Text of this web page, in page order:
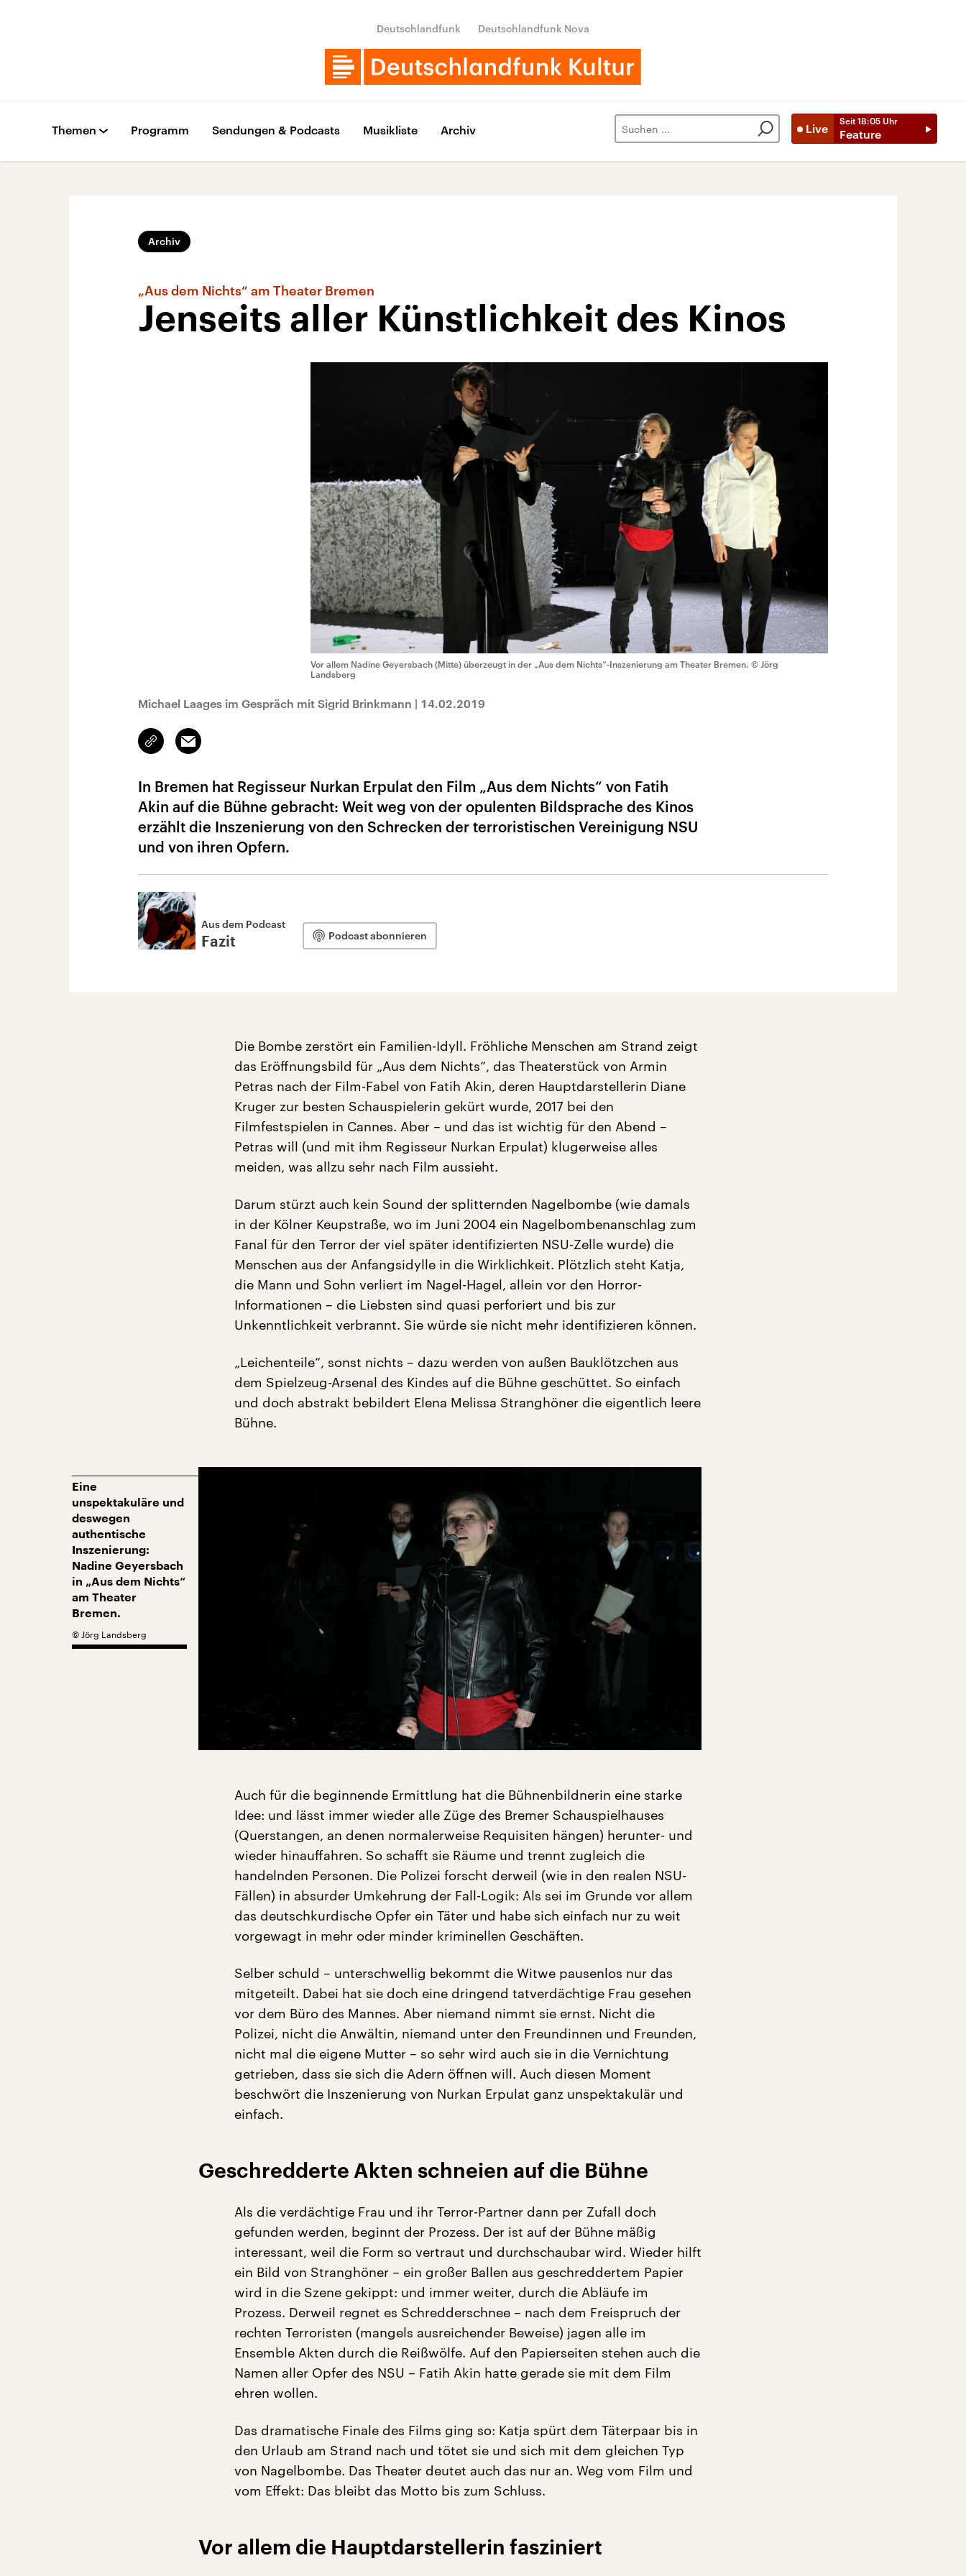
Deutschlandfunk Deutschlandfunk Nova
Live
Seit 18:05 Uhr
Feature
Themen Programm Sendungen & Podcasts Musikliste Archiv
Archiv
„Aus dem Nichts“ am Theater Bremen
Jenseits aller Künstlichkeit des Kinos
Vor allem Nadine Geyersbach (Mitte) überzeugt in der „Aus dem Nichts“-Inszenierung am Theater Bremen. © Jörg
Landsberg
Michael Laages im Gespräch mit Sigrid Brinkmann | 14.02.2019
Link
kopieren/teilen
Email
In Bremen hat Regisseur Nurkan Erpulat den Film „Aus dem Nichts“ von Fatih
Akin auf die Bühne gebracht: Weit weg von der opulenten Bildsprache des Kinos
erzählt die Inszenierung von den Schrecken der terroristischen Vereinigung NSU
und von ihren Opfern.
Aus dem Podcast
Fazit Podcast abonnieren
Die Bombe zerstört ein Familien-Idyll. Fröhliche Menschen am Strand zeigt
das Eröffnungsbild für „Aus dem Nichts“, das Theaterstück von Armin
Petras nach der Film-Fabel von Fatih Akin, deren Hauptdarstellerin Diane
Kruger zur besten Schauspielerin gekürt wurde, 2017 bei den
Filmfestspielen in Cannes. Aber – und das ist wichtig für den Abend –
Petras will (und mit ihm Regisseur Nurkan Erpulat) klugerweise alles
meiden, was allzu sehr nach Film aussieht.
Darum stürzt auch kein Sound der splitternden Nagelbombe (wie damals
in der Kölner Keupstraße, wo im Juni 2004 ein Nagelbombenanschlag zum
Fanal für den Terror der viel später identifizierten NSU-Zelle wurde) die
Menschen aus der Anfangsidylle in die Wirklichkeit. Plötzlich steht Katja,
die Mann und Sohn verliert im Nagel-Hagel, allein vor den Horror-
Informationen – die Liebsten sind quasi perforiert und bis zur
Unkenntlichkeit verbrannt. Sie würde sie nicht mehr identifizieren können.
„Leichenteile“, sonst nichts – dazu werden von außen Bauklötzchen aus
dem Spielzeug-Arsenal des Kindes auf die Bühne geschüttet. So einfach
und doch abstrakt bebildert Elena Melissa Stranghöner die eigentlich leere
Bühne.
Eine
unspektakuläre und
deswegen
authentische
Inszenierung:
Nadine Geyersbach
in „Aus dem Nichts“
am Theater
Bremen.
© Jörg Landsberg
Auch für die beginnende Ermittlung hat die Bühnenbildnerin eine starke
Idee: und lässt immer wieder alle Züge des Bremer Schauspielhauses
(Querstangen, an denen normalerweise Requisiten hängen) herunter- und
wieder hinauffahren. So schafft sie Räume und trennt zugleich die
handelnden Personen. Die Polizei forscht derweil (wie in den realen NSU-
Fällen) in absurder Umkehrung der Fall-Logik: Als sei im Grunde vor allem
das deutschkurdische Opfer ein Täter und habe sich einfach nur zu weit
vorgewagt in mehr oder minder kriminellen Geschäften.
Selber schuld – unterschwellig bekommt die Witwe pausenlos nur das
mitgeteilt. Dabei hat sie doch eine dringend tatverdächtige Frau gesehen
vor dem Büro des Mannes. Aber niemand nimmt sie ernst. Nicht die
Polizei, nicht die Anwältin, niemand unter den Freundinnen und Freunden,
nicht mal die eigene Mutter – so sehr wird auch sie in die Vernichtung
getrieben, dass sie sich die Adern öffnen will. Auch diesen Moment
beschwört die Inszenierung von Nurkan Erpulat ganz unspektakulär und
einfach.
Geschredderte Akten schneien auf die Bühne
Als die verdächtige Frau und ihr Terror-Partner dann per Zufall doch
gefunden werden, beginnt der Prozess. Der ist auf der Bühne mäßig
interessant, weil die Form so vertraut und durchschaubar wird. Wieder hilft
ein Bild von Stranghöner – ein großer Ballen aus geschreddertem Papier
wird in die Szene gekippt: und immer weiter, durch die Abläufe im
Prozess. Derweil regnet es Schredderschnee – nach dem Freispruch der
rechten Terroristen (mangels ausreichender Beweise) jagen alle im
Ensemble Akten durch die Reißwölfe. Auf den Papierseiten stehen auch die
Namen aller Opfer des NSU – Fatih Akin hatte gerade sie mit dem Film
ehren wollen.
Das dramatische Finale des Films ging so: Katja spürt dem Täterpaar bis in
den Urlaub am Strand nach und tötet sie und sich mit dem gleichen Typ
von Nagelbombe. Das Theater deutet auch das nur an. Weg vom Film und
vom Effekt: Das bleibt das Motto bis zum Schluss.
Vor allem die Hauptdarstellerin fasziniert